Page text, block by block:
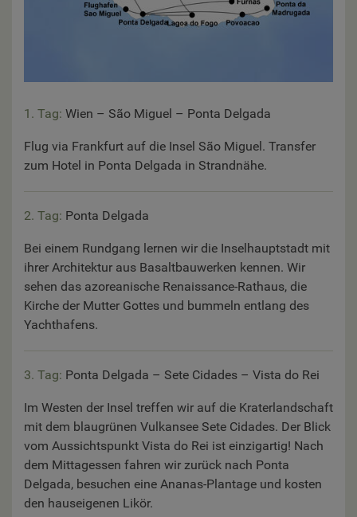
1. Tag: Wien – São Miguel – Ponta Delgada
Flug via Frankfurt auf die Insel São Miguel. Transfer
zum Hotel in Ponta Delgada in Strandnähe.
2. Tag: Ponta Delgada
Bei einem Rundgang lernen wir die Inselhauptstadt mit
ihrer Architektur aus Basaltbauwerken kennen. Wir
sehen das azoreanische Renaissance-Rathaus, die
Kirche der Mutter Gottes und bummeln entlang des
Yachthafens.
3. Tag: Ponta Delgada – Sete Cidades – Vista do Rei
Im Westen der Insel treffen wir auf die Kraterlandschaft
mit dem blaugrünen Vulkansee Sete Cidades. Der Blick
vom Aussichtspunkt Vista do Rei ist einzigartig! Nach
dem Mittagessen fahren wir zurück nach Ponta
Delgada, besuchen eine Ananas-Plantage und kosten
den hauseigenen Likör.